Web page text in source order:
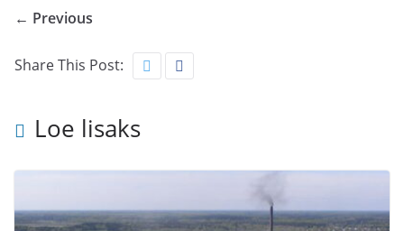
← Previous
Share This Post:
Loe lisaks